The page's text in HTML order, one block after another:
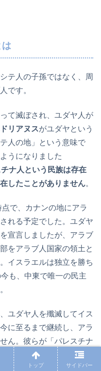
テ人の子孫ではなく、周
です。
て滅ぼされ、ユダヤ人が
リアヌスがユダヤという
人の地」という意味で
うになりました
ナ人という民族は存在
したことがありません。
で、カナンの地にアラ
れる予定でした。ユダヤ
宣言しましたが、アラブ
をアラブ人国家の領土と
イスラエルは独立を勝ち
も、中東で唯一の民主
ユダヤ人を殲滅してイス
に至るまで継続し、アラ
ん。彼らが「パレスチナ
イスラエルの国土として
の領土にする
という意味
トップ サイドバー